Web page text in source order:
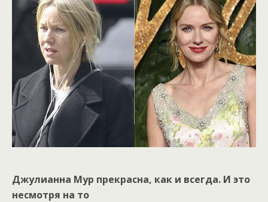
Джулианна Мур прекрасна, как и всегда. И это
несмотря на то